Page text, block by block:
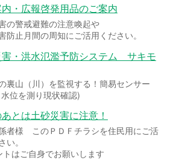
・広報啓発用品のご案内
の警戒避難の注意喚起や
防止月間の周知にご活用ください。
・洪水氾濫予防システム サキモ
裏山（川）を監視する！簡易センサー
位を測り現状確認)
とは土砂災害に注意！
者様 このＰＤＦチラシを住民用にご活
い。
トはご自身でお願いします